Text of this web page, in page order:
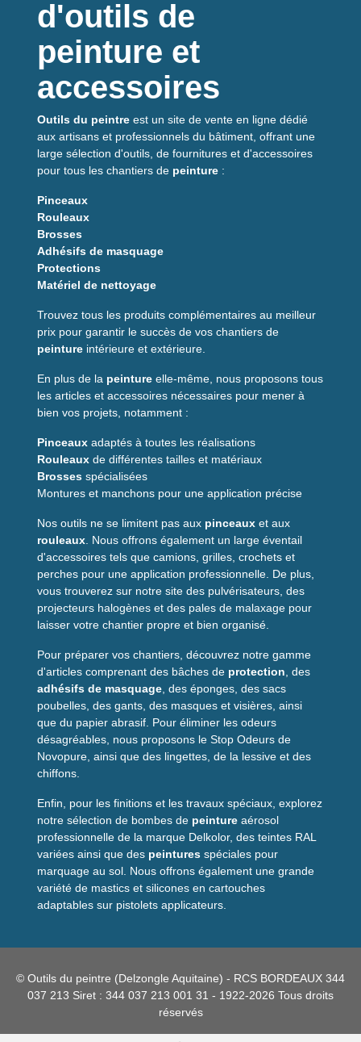
d'outils de
peinture et
accessoires
Outils du peintre est un site de vente en ligne dédié
aux artisans et professionnels du bâtiment, offrant une
large sélection d'outils, de fournitures et d'accessoires
pour tous les chantiers de peinture :
Pinceaux
Rouleaux
Brosses
Adhésifs de masquage
Protections
Matériel de nettoyage
Trouvez tous les produits complémentaires au meilleur
prix pour garantir le succès de vos chantiers de
peinture intérieure et extérieure.
En plus de la peinture elle-même, nous proposons tous
les articles et accessoires nécessaires pour mener à
bien vos projets, notamment :
Pinceaux adaptés à toutes les réalisations
Rouleaux de différentes tailles et matériaux
Brosses spécialisées
Montures et manchons pour une application précise
Nos outils ne se limitent pas aux pinceaux et aux
rouleaux . Nous offrons également un large éventail
d'accessoires tels que camions, grilles, crochets et
perches pour une application professionnelle. De plus,
vous trouverez sur notre site des pulvérisateurs, des
projecteurs halogènes et des pales de malaxage pour
laisser votre chantier propre et bien organisé.
Pour préparer vos chantiers, découvrez notre gamme
d'articles comprenant des bâches de protection , des
adhésifs de masquage , des éponges, des sacs
poubelles, des gants, des masques et visières, ainsi
que du papier abrasif. Pour éliminer les odeurs
désagréables, nous proposons le Stop Odeurs de
Novopure, ainsi que des lingettes, de la lessive et des
chiffons.
Enfin, pour les finitions et les travaux spéciaux, explorez
notre sélection de bombes de peinture aérosol
professionnelle de la marque Delkolor, des teintes RAL
variées ainsi que des peintures spéciales pour
marquage au sol. Nous offrons également une grande
variété de mastics et silicones en cartouches
adaptables sur pistolets applicateurs.
© Outils du peintre (Delzongle Aquitaine) - RCS BORDEAUX 344
037 213 Siret : 344 037 213 001 31 - 1922-2026 Tous droits
réservés